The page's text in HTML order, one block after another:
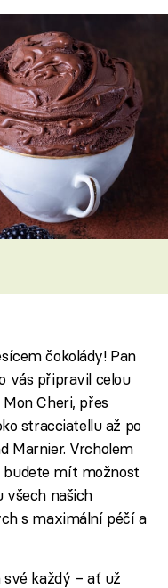
čokolády! Pan
vás připravil celou
Cheri, přes
stracciatellu až po
Marnier. Vrcholem
budete mít možnost
všech našich
s maximální péčí a
své každý – ať už